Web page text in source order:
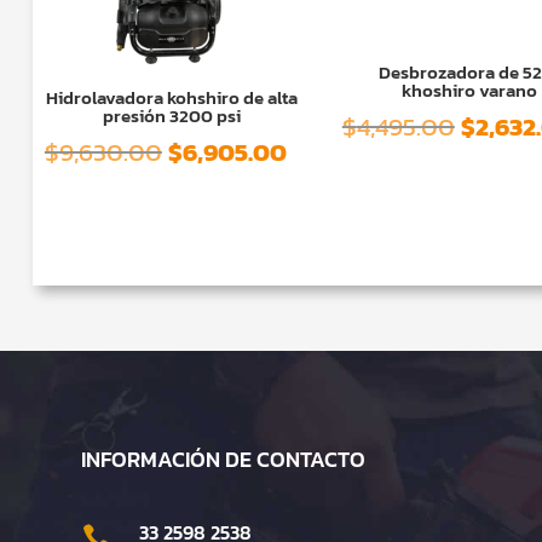
Hidrolavadora kohshiro de alta
presión 3200 psi
$9,630.00El
$9,630.00.
$6,905.00El
$6,905.00.
Desbrozadora de
khoshiro varano
$4,495.00El
$
INFORMACIÓN DE CONTACTO
 33 2598 2538